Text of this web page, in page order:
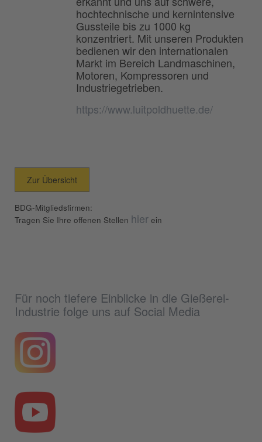
hochtechnische und kernintensive
Gussteile bis zu 1000 kg
konzentriert. Mit unseren Produkten
bedienen wir den internationalen
Markt im Bereich Landmaschinen,
Motoren, Kompressoren und
Industriegetrieben.
https://www.luitpoldhuette.de/
Zur Übersicht
BDG-Mitgliedsfirmen:
Tragen Sie Ihre offenen Stellen hier ein
Für noch tiefere Einblicke in die Gießerei-
Industrie folge uns auf Social Media